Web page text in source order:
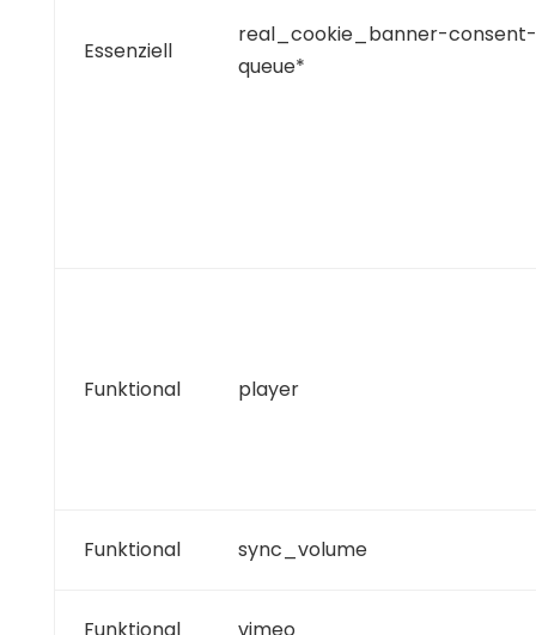
Essenziell
real_cookie_banner-consent-
queue*
Funktional player
Funktional sync_volume